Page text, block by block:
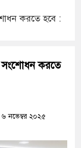
করতে হবে :
সংশোধন করতে
নভেম্বর ২০২৫